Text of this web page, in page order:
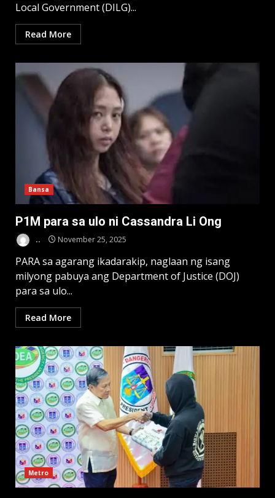
Local Government (DILG)...
Read More
Bansa
P1M para sa ulo ni Cassandra Li Ong
.. November 25, 2025
PARA sa agarang ikadarakip, naglaan ng isang
milyong pabuya ang Department of Justice (DOJ)
para sa ulo...
Read More
Metro